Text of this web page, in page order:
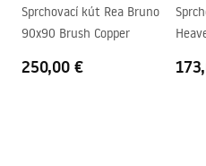
Záruka
Sprchovací kút Rea Bruno
90x90 Brush Copper
250,00 €